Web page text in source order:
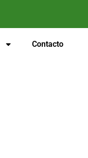
Contacto